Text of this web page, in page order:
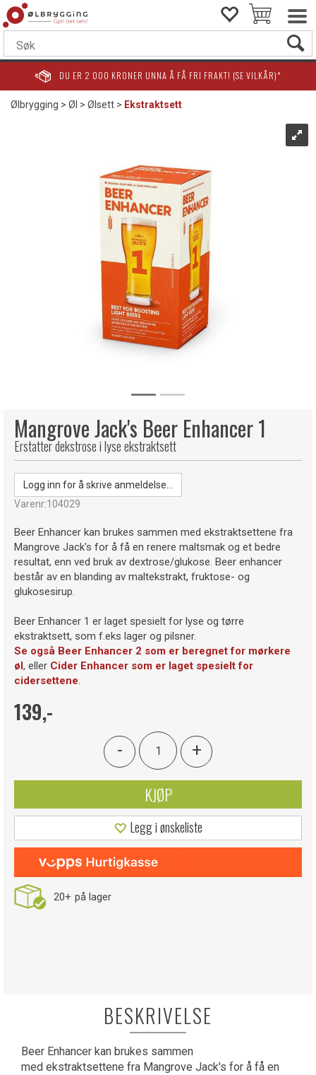
DU ER 2 000 KRONER UNNA Å FÅ FRI FRAKT! (SE VILKÅR)*
Ølbrygging>Øl >Ølsett> Ekstraktsett
Mangrove Jack's Beer Enhancer 1
Erstatter dekstrose i lyse ekstraktsett
Logg inn for å skrive anmeldelse...
Varenr:104029
Beer Enhancer kan brukes sammen med ekstraktsettene fra
Mangrove Jack's for å få en renere maltsmak og et bedre
resultat, enn ved bruk av dextrose/glukose. Beer enhancer
består av en blanding av maltekstrakt, fruktose- og
glukosesirup.
Beer Enhancer 1 er laget spesielt for lyse og tørre
ekstraktsett, som f.eks lager og pilsner.
Se også Beer Enhancer 2 som er beregnet for mørkere
øl, eller Cider Enhancer som er laget spesielt for
cidersettene.
139,-
- +
KJØP
Legg i ønskeliste
20+ på lager
BESKRIVELSE
Beer Enhancer kan brukes sammen
med ekstraktsettene fra Mangrove Jack's for å få en